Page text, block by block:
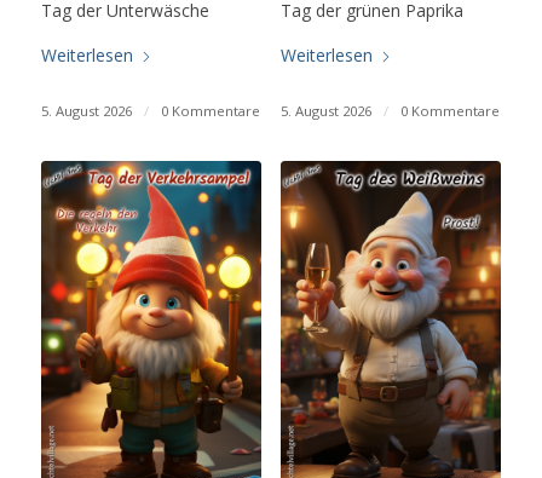
Tag der Unterwäsche
Weiterlesen
5. August 2026 / 0 Kommentare
Tag der grünen Paprika
Weiterlesen
5. August 2026 / 0 Kommentare